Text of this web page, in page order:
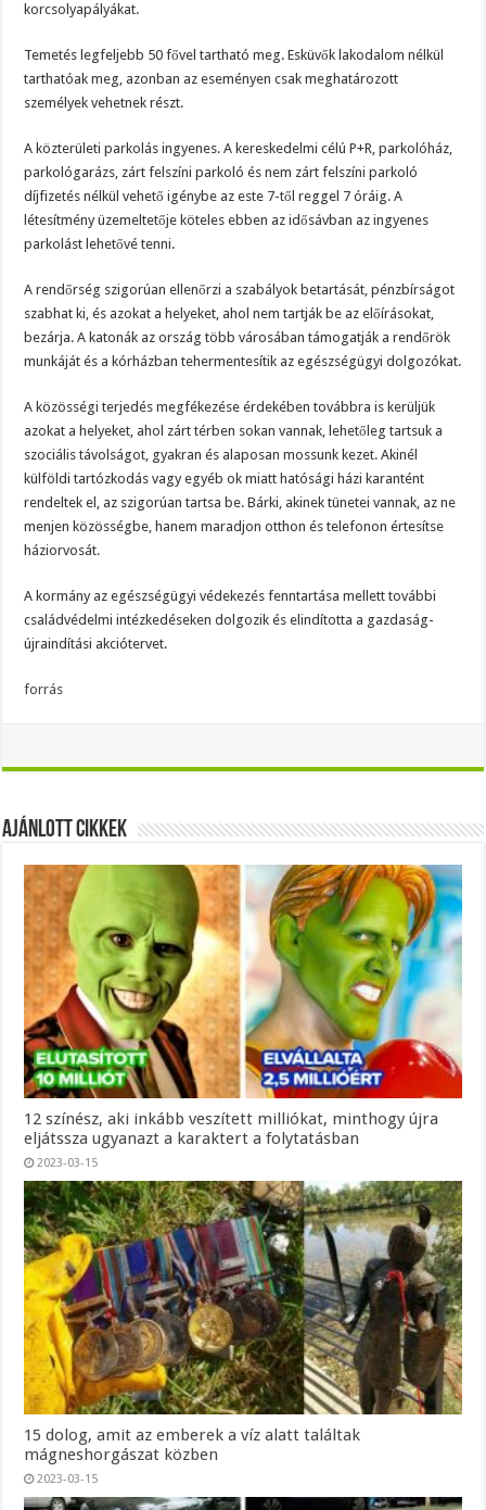
korcsolyapályákat.
Temetés legfeljebb 50 fővel tartható meg. Esküvők lakodalom nélkül
tarthatóak meg, azonban az eseményen csak meghatározott
személyek vehetnek részt.
A közterületi parkolás ingyenes. A kereskedelmi célú P+R, parkolóház,
parkológarázs, zárt felszíni parkoló és nem zárt felszíni parkoló
díjfizetés nélkül vehető igénybe az este 7-től reggel 7 óráig. A
létesítmény üzemeltetője köteles ebben az idősávban az ingyenes
parkolást lehetővé tenni.
A rendőrség szigorúan ellenőrzi a szabályok betartását, pénzbírságot
szabhat ki, és azokat a helyeket, ahol nem tartják be az előírásokat,
bezárja. A katonák az ország több városában támogatják a rendőrök
munkáját és a kórházban tehermentesítik az egészségügyi dolgozókat.
A közösségi terjedés megfékezése érdekében továbbra is kerüljük
azokat a helyeket, ahol zárt térben sokan vannak, lehetőleg tartsuk a
szociális távolságot, gyakran és alaposan mossunk kezet. Akinél
külföldi tartózkodás vagy egyéb ok miatt hatósági házi karantént
rendeltek el, az szigorúan tartsa be. Bárki, akinek tünetei vannak, az ne
menjen közösségbe, hanem maradjon otthon és telefonon értesítse
háziorvosát.
A kormány az egészségügyi védekezés fenntartása mellett további
családvédelmi intézkedéseken dolgozik és elindította a gazdaság-
újraindítási akciótervet.
forrás
Ajánlott Cikkek
12 színész, aki inkább veszített milliókat, minthogy újra
eljátssza ugyanazt a karaktert a folytatásban
2023-03-15
15 dolog, amit az emberek a víz alatt találtak
mágneshorgászat közben
2023-03-15